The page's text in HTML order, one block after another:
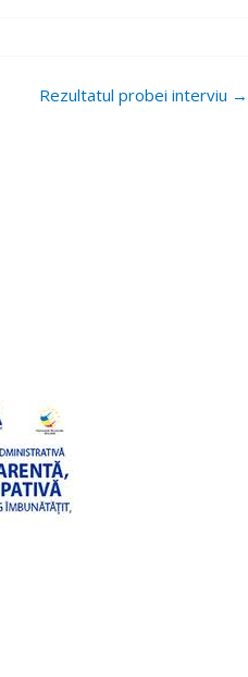
Rezultatul probei interviu →